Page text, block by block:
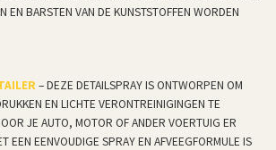
EN BARSTEN VAN DE KUNSTSTOFFEN WORDEN
– DEZE DETAILSPRAY IS ONTWORPEN OM
EN LICHTE VERONTREINIGINGEN TE
JE AUTO, MOTOR OF ANDER VOERTUIG ER
EEN EENVOUDIGE SPRAY EN AFVEEGFORMULE IS